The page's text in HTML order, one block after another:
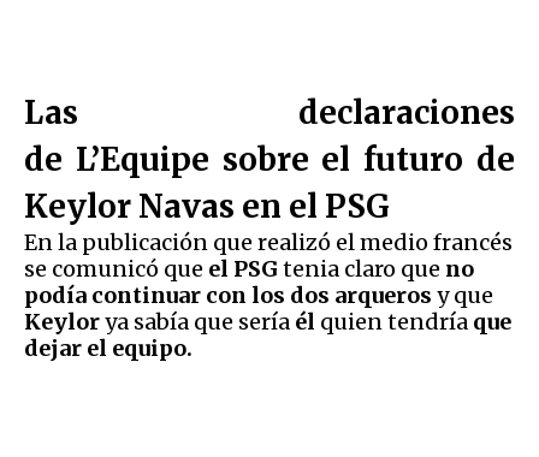
Las declaraciones
de L’Equipe sobre el futuro de
Keylor Navas en el PSG
En la publicación que realizó el medio francés
se comunicó que el PSG tenia claro que no
podía continuar con los dos arqueros y que
Keylorya sabía que sería él quien tendría que
dejar el equipo.